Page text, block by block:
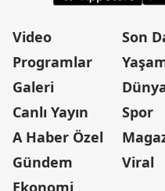
Video
Programlar
Galeri
Canlı Yayın
A Haber Özel
Gündem
Ekonomi
Son
Spor
Viral